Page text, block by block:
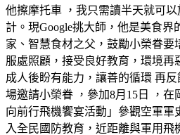
他擦摩托車 ，我只需讀半天就可
計。現Google挑大師，他是美食界
家、智慧食材之父，鼓勵小榮眷要
服處照顧，接受良好教育，環境再
成人後盼有能力，讓善的循環 再
場邀請小榮眷 ，參加8月15日 ，在
向前行飛機饗宴活動」參觀空軍軍
入全民國防教育，近距離與軍用飛